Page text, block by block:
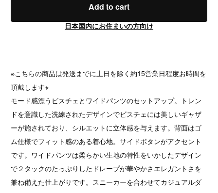
Add to cart
日本国内にお住まいの方向け
※こちらの商品は発送までに土日を除く約15営業日程度お時間を
頂戴します※
モード感漂うビスチェとワイドパンツのセットアップ。トレン
ドを意識した洗練されたデザインでビスチェには美しいギャザ
ーが施されており、シルエットに立体感を与えます。背面はゴ
ム仕様でフィット感のある着心地。サイドボタンがアクセント
です。ワイドパンツは柔らかい生地の特性をいかしたデザイン
で２タックのたっぷりしたドレープが華やかさエレガントさを
兼ね備えた仕上がりです。スニーカーを合わせてカジュアルダ